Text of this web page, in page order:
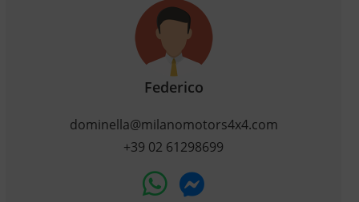
Federico
dominella@milanomotors4x4.com
+39 02 61298699